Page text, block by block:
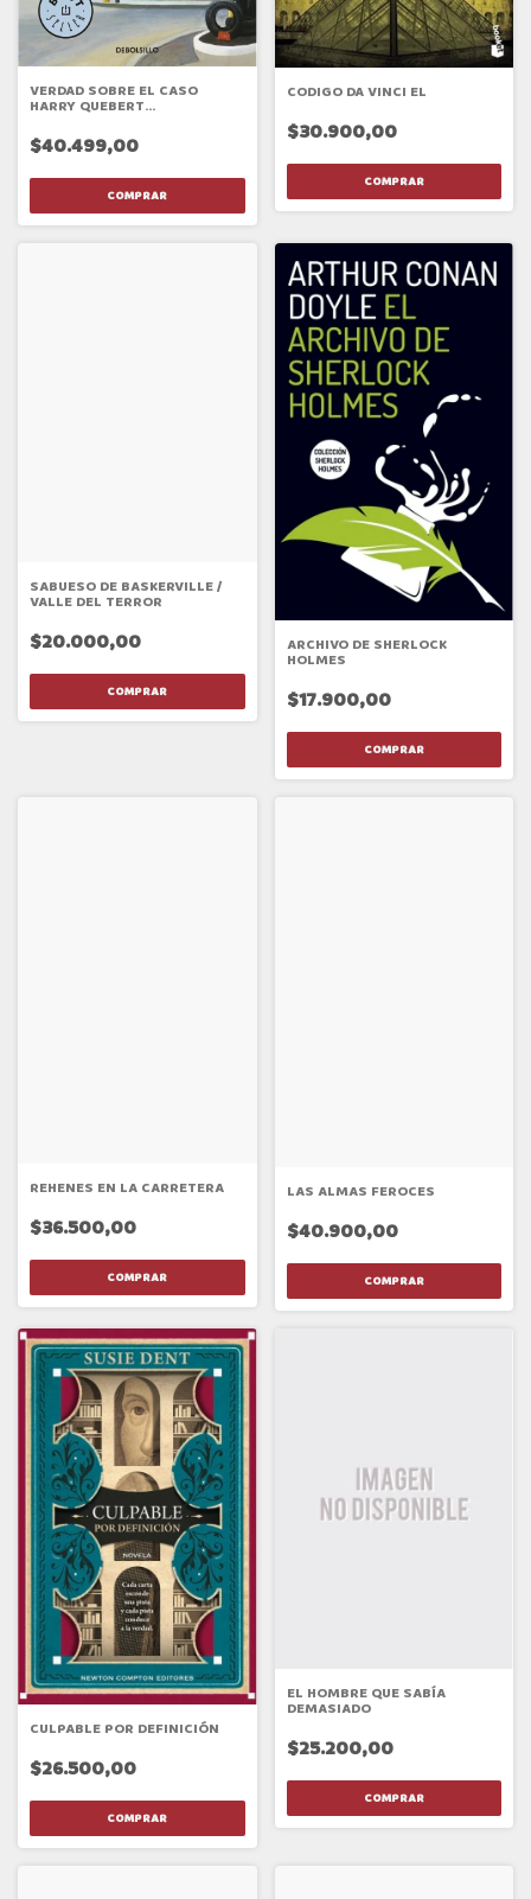
VERDAD SOBRE EL CASO
HARRY QUEBERT
$40.499,00
CODIGO DA VINCI EL
$30.900,00
SABUESO DE BASKERVILLE /
VALLE DEL TERROR
$20.000,00 ARCHIVO DE SHERLOCK
HOLMES
$17.900,00
REHENES EN LA CARRETERA
$36.500,00
LAS ALMAS FEROCES
$40.900,00
CULPABLE POR DEFINICIÓN
$26.500,00
EL HOMBRE QUE SABÍA
DEMASIADO
$25.200,00